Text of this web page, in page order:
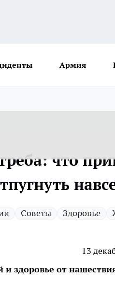
Армия
что
Советы Здоровье
13
здоровье от